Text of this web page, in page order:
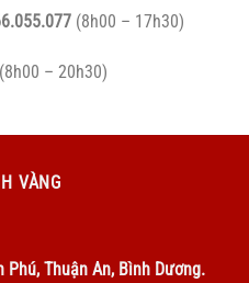
(8h00 – 17h30)
(8h00 – 20h30)
VÀNG
Phú, Thuận An, Bình Dương.